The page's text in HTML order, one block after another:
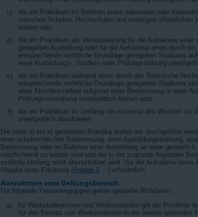
c)
die ein Praktikum im Rahmen eines nationalen oder
zwischen Schulen, Hochschulen und sonstigen öffentlichen
leisten oder
d)
die ein Praktikum als Voraussetzung für die Aufnahme einer
geregelten Ausbildung oder für die Aufnahme eines durch
entsprechende rechtliche Grundlage geregelten Studiums
einer Ausbildungs-, Studien- oder Prüfungsordnung
e)
die ein Praktikum während eines durch das Bremische
entsprechende rechtliche Grundlage geregelten Studiums
einer Abschlussarbeit aufgrund einer Bestimmung in einer
Prüfungsverordnung unentgeltlich leisten oder
f)
die ein Praktikum im Umfang von maximal drei Wochen zur
unentgeltlich absolvieren.
Die unter a) bis e) genannten Praktika dürfen nur durchgeführt
einer schulrechtlichen Bestimmung, einer Ausbildungsordnung,
Bestimmung oder im Rahmen einer Ausbildung an einer
verpflichtend zu leisten sind und der in der zugrunde liegenden
zeitliche Umfang nicht überschritten wird. Vor der Aufnahme eines
Abgabe einer Erklärung (Anlage 3 ) erforderlich.
Ausnahmen vom Geltungsbereich
Für folgende Personengruppen gelten spezielle Richtlinien:
a)
für Werkstudentinnen und Werkstudenten gilt die Richtlinie
für den Einsatz von Werkstudenten in der jeweils geltenden